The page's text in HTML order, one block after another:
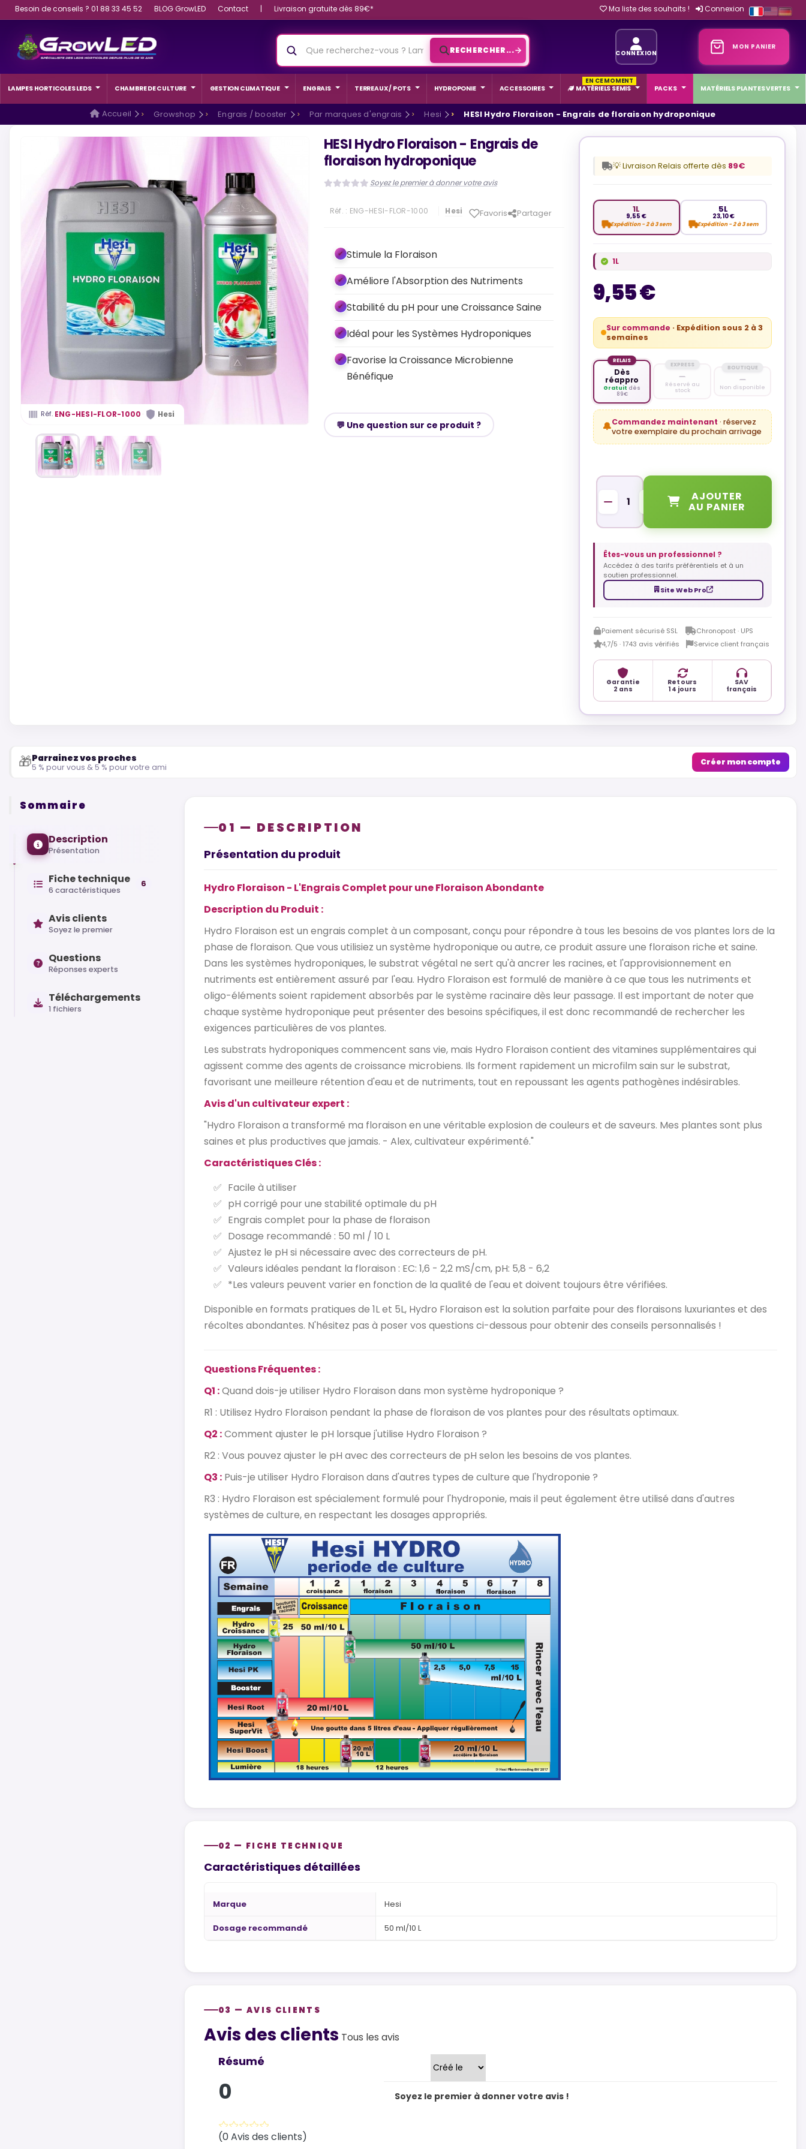
Besoin de conseils ? 01 88 33 45 52 BLOG GrowLED Contact | Livraison gratuite dès 89€* Connexion
Ma liste des souhaits !
MON PANIER
RECHERCHER... CONNEXION
LAMPES HORTICOLES LEDS CHAMBRE DE CULTURE GESTION CLIMATIQUE ENGRAIS TERREAUX / POTS HYDROPONIE ACCESSOIRES MATÉRIELS SEMIS
EN CE MOMENT
PACKS
MATÉRIELS PLANTES VERTES
Accueil Growshop Engrais / booster Par marques d'engrais Hesi HESI Hydro Floraison - Engrais de floraison hydroponique
Réf. ENG-HESI-FLOR-1000 · Hesi
HESI Hydro Floraison - Engrais de
floraison hydroponique
Soyez le premier à donner votre avis
Réf. : ENG-HESI-FLOR-1000 Hesi Favoris Partager
Stimule la Floraison
Améliore l'Absorption des Nutriments
Stabilité du pH pour une Croissance Saine
Idéal pour les Systèmes Hydroponiques
Favorise la Croissance Microbienne
Bénéfique
💬 Une question sur ce produit ?
1L
9,55 €
Expédition - 2 à 3 sem
5L
23,10 €
Expédition - 2 à 3 sem
1L
9,55 €
Sur commande · Expédition sous 2 à 3
semaines
RELAIS
Dès
réappro
Gratuit dès
89€
EXPRESS
—
Réservé au
stock
BOUTIQUE
—
Non disponible
🔔Commandez maintenant · réservez
votre exemplaire du prochain arrivage
💡 Livraison Relais offerte dès 89€
AJOUTER
AU PANIER
Êtes-vous un professionnel ?
Accédez à des tarifs préférentiels et à un
soutien professionnel.
Site Web Pro
Paiement sécurisé SSL
Chronopost · UPS
4,7/5 · 1743 avis vérifiés
Service client français
Garantie
2 ans
Retours
14 jours
SAV
français
🎁Parrainez vos proches
5 % pour vous & 5 % pour votre ami Créer mon compte
Sommaire
Description
Présentation
Fiche technique
6 caractéristiques
6
Avis clients
Soyez le premier
Questions
Réponses experts
Téléchargements
1 fichiers
01 — DESCRIPTION
Présentation du produit
Hydro Floraison - L'Engrais Complet pour une Floraison Abondante
Description du Produit :
Hydro Floraison est un engrais complet à un composant, conçu pour répondre à tous les besoins de vos plantes lors de la
phase de floraison. Que vous utilisiez un système hydroponique ou autre, ce produit assure une floraison riche et saine.
Dans les systèmes hydroponiques, le substrat végétal ne sert qu'à ancrer les racines, et l'approvisionnement en
nutriments est entièrement assuré par l'eau. Hydro Floraison est formulé de manière à ce que tous les nutriments et
oligo-éléments soient rapidement absorbés par le système racinaire dès leur passage. Il est important de noter que
chaque système hydroponique peut présenter des besoins spécifiques, il est donc recommandé de rechercher les
exigences particulières de vos plantes.
Les substrats hydroponiques commencent sans vie, mais Hydro Floraison contient des vitamines supplémentaires qui
agissent comme des agents de croissance microbiens. Ils forment rapidement un microfilm sain sur le substrat,
favorisant une meilleure rétention d'eau et de nutriments, tout en repoussant les agents pathogènes indésirables.
Avis d'un cultivateur expert :
"Hydro Floraison a transformé ma floraison en une véritable explosion de couleurs et de saveurs. Mes plantes sont plus
saines et plus productives que jamais. - Alex, cultivateur expérimenté."
Caractéristiques Clés :
Facile à utiliser
pH corrigé pour une stabilité optimale du pH
Engrais complet pour la phase de floraison
Dosage recommandé : 50 ml / 10 L
Ajustez le pH si nécessaire avec des correcteurs de pH.
Valeurs idéales pendant la floraison : EC: 1,6 - 2,2 mS/cm, pH: 5,8 - 6,2
*Les valeurs peuvent varier en fonction de la qualité de l'eau et doivent toujours être vérifiées.
Disponible en formats pratiques de 1L et 5L, Hydro Floraison est la solution parfaite pour des floraisons luxuriantes et des
récoltes abondantes. N'hésitez pas à poser vos questions ci-dessous pour obtenir des conseils personnalisés !
Questions Fréquentes :
Q1 :Quand dois-je utiliser Hydro Floraison dans mon système hydroponique ?
R1 : Utilisez Hydro Floraison pendant la phase de floraison de vos plantes pour des résultats optimaux.
Q2 :Comment ajuster le pH lorsque j'utilise Hydro Floraison ?
R2 : Vous pouvez ajuster le pH avec des correcteurs de pH selon les besoins de vos plantes.
Q3 : Puis-je utiliser Hydro Floraison dans d'autres types de culture que l'hydroponie ?
R3 : Hydro Floraison est spécialement formulé pour l'hydroponie, mais il peut également être utilisé dans d'autres
systèmes de culture, en respectant les dosages appropriés.
02 — FICHE TECHNIQUE
Caractéristiques détaillées
Marque Hesi
Dosage recommandé 50 ml/10 L
03 — AVIS CLIENTS
Customer reviews
Avis des clients Tous les avis
Résumé
0
(0 Avis des clients)
Soyez le premier à donner votre avis !